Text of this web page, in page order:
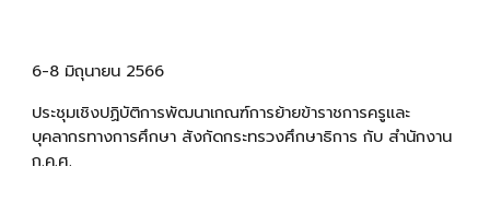
6-8 มิถุนายน 2566
ประชุมเชิงปฏิบัติการพัฒนาเกณฑ์การย้ายข้าราชการครูและ
บุคลากรทางการศึกษา สังกัดกระทรวงศึกษาธิการ กับ สำนักงาน
ก.ค.ศ.